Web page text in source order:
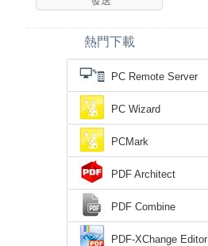
熱門下載
PC Remote Server
PC Wizard
PCMark
PDF Architect
PDF Combine
PDF-XChange Editor